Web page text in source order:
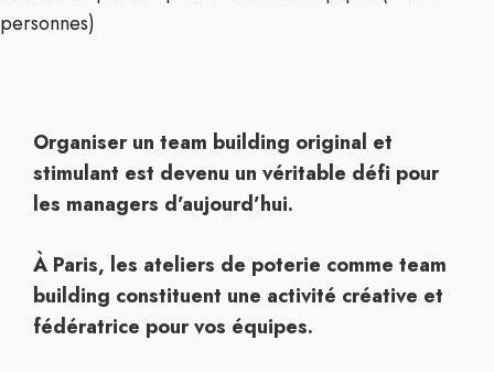
personnes)
Organiser un team building original et
stimulant est devenu un véritable défi pour
les managers d’aujourd’hui.
À Paris, les ateliers de poterie comme team
building constituent une activité créative et
fédératrice pour vos équipes.